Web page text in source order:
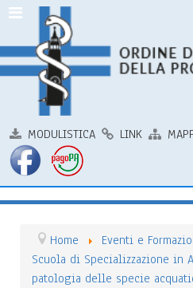
MODULISTICA LINK
Home
Eventi e
Scuola di Specializzazione in
patologia delle specie